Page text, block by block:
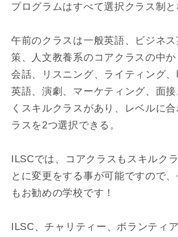
プログラムはすべて選択クラス制と
午前のクラスは一般英語、ビジネ
策、人文教養系のコアクラスの中
会話、リスニング、ライティング
英語、演劇、マーケティング、面
くスキルクラスがあり、レベルに
ラスを2つ選択できる。
ILSCでは、コアクラスもスキルク
とに変更をする事が可能ですので
もお勧めの学校です！
ILSC、チャリティー、ボランティ